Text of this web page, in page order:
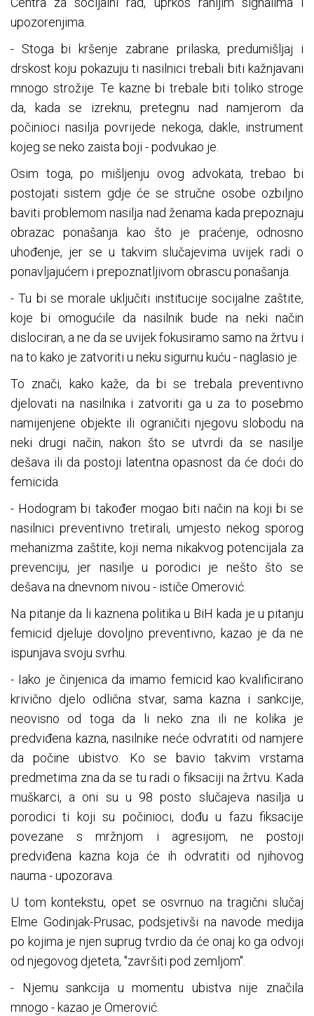
upozorenjima.
- Stoga bi kršenje zabrane prilaska, predumišljaj i
drskost koju pokazuju ti nasilnici trebali biti kažnjavani
mnogo strožije. Te kazne bi trebale biti toliko stroge
da, kada se izreknu, pretegnu nad namjerom da
počinioci nasilja povrijede nekoga, dakle, instrument
kojeg se neko zaista boji - podvukao je.
Osim toga, po mišljenju ovog advokata, trebao bi
postojati sistem gdje će se stručne osobe ozbiljno
baviti problemom nasilja nad ženama kada prepoznaju
obrazac ponašanja kao što je praćenje, odnosno
uhođenje, jer se u takvim slučajevima uvijek radi o
ponavljajućem i prepoznatljivom obrascu ponašanja.
- Tu bi se morale uključiti institucije socijalne zaštite,
koje bi omogućile da nasilnik bude na neki način
dislociran, a ne da se uvijek fokusiramo samo na žrtvu i
na to kako je zatvoriti u neku sigurnu kuću - naglasio je.
To znači, kako kaže, da bi se trebala preventivno
djelovati na nasilnika i zatvoriti ga u za to posebmo
namijenjene objekte ili ograničiti njegovu slobodu na
neki drugi način, nakon što se utvrdi da se nasilje
dešava ili da postoji latentna opasnost da će doći do
femicida.
- Hodogram bi također mogao biti način na koji bi se
nasilnici preventivno tretirali, umjesto nekog sporog
mehanizma zaštite, koji nema nikakvog potencijala za
prevenciju, jer nasilje u porodici je nešto što se
dešava na dnevnom nivou - ističe Omerović.
Na pitanje da li kaznena politika u BiH kada je u pitanju
femicid djeluje dovoljno preventivno, kazao je da ne
ispunjava svoju svrhu.
- Iako je činjenica da imamo femicid kao kvalificirano
krivično djelo odlična stvar, sama kazna i sankcije,
neovisno od toga da li neko zna ili ne kolika je
predviđena kazna, nasilnike neće odvratiti od namjere
da počine ubistvo. Ko se bavio takvim vrstama
predmetima zna da se tu radi o fiksaciji na žrtvu. Kada
muškarci, a oni su u 98 posto slučajeva nasilja u
porodici ti koji su počinioci, dođu u fazu fiksacije
povezane s mržnjom i agresijom, ne postoji
predviđena kazna koja će ih odvratiti od njihovog
nauma - upozorava.
U tom kontekstu, opet se osvrnuo na tragični slučaj
Elme Godinjak-Prusac, podsjetivši na navode medija
po kojima je njen suprug tvrdio da će onaj ko ga odvoji
od njegovog djeteta, "završiti pod zemljom".
- Njemu sankcija u momentu ubistva nije značila
mnogo - kazao je Omerović.